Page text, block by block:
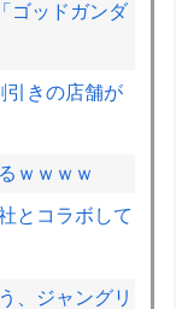
ゴッドガンダ
引きの店舗が
ｗｗｗｗ
とコラボして
、ジャングリ